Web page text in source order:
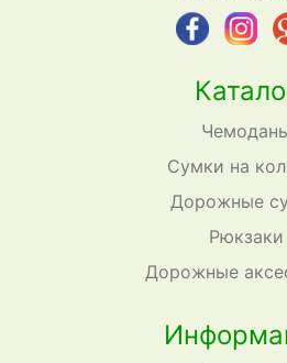
Сумки на
Дорожные
Рюкзаки
Дорожные